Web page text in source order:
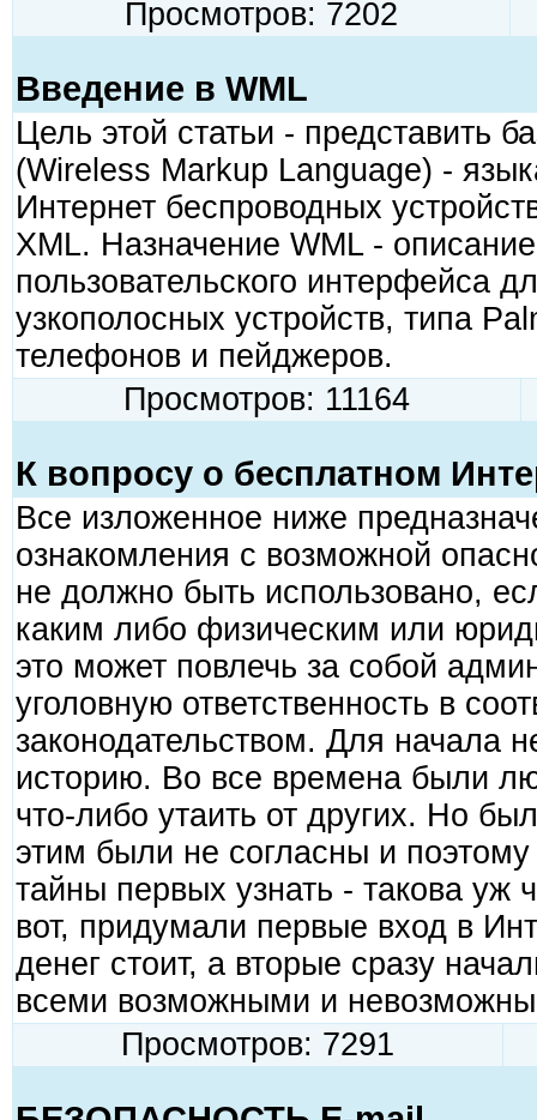
Просмотров: 7202
Введение в WML
Цель этой статьи - представить
(Wireless Markup Language) -
Интернет беспроводных
XML. Назначение WML -
пользовательского интерфейса
узкополосных устройств, типа
телефонов и пейджеров.
Просмотров: 11164
К вопросу о бесплатном
Все изложенное ниже
ознакомления с возможной
не должно быть использовано,
каким либо физическим или
это может повлечь за собой
уголовную ответственность в
законодательством. Для начала
историю. Во все времена были
что-либо утаить от других. Hо
этим были не согласны и поэтому
тайны первых узнать - такова уж
вот, придумали первые вход в
денег стоит, а вторые сразу
всеми возможными и
Просмотров: 7291